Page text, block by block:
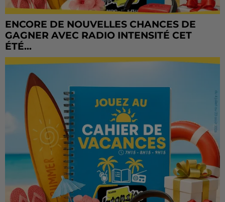
ENCORE DE NOUVELLES CHANCES DE
GAGNER AVEC RADIO INTENSITÉ CET
ÉTÉ...